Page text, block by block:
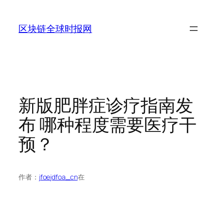
区块链全球时报网
新版肥胖症诊疗指南发
布 哪种程度需要医疗干
预？
作者： jfoejdfoa_cn在